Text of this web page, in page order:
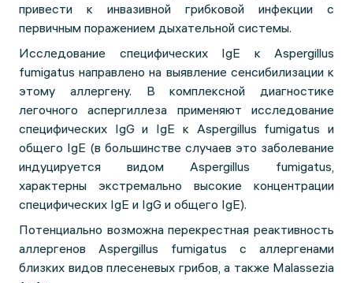
привести к инвазивной грибковой инфекции с
первичным поражением дыхательной системы.
Исследование специфических IgE к Aspergillus
fumigatus направлено на выявление сенсибилизации к
этому аллергену. В комплексной диагностике
легочного аспергиллеза применяют исследование
специфических IgG и IgE к Aspergillus fumigatus и
общего IgE (в большинстве случаев это заболевание
индуцируется видом Aspergillus fumigatus,
характерны экстремально высокие концентрации
специфических IgE и IgG и общего IgE).
Потенциально возможна перекрестная реактивность
аллергенов Aspergillus fumigatus с аллергенами
близких видов плесеневых грибов, а также Malassezia